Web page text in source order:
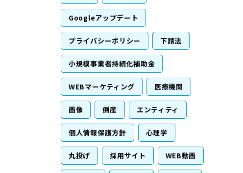
Googleアップデート
プライバシーポリシー 下請法
小規模事業者持続化補助金
WEBマーケティング 医療機関
画像 倒産 エンティティ
個人情報保護方針 心理学
丸投げ 採用サイト WEB動画